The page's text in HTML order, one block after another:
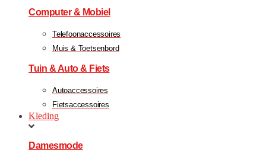
Computer & Mobiel
Telefoonaccessoires
Muis & Toetsenbord
Tuin & Auto & Fiets
Autoaccessoires
Fietsaccessoires
Kleding
Damesmode